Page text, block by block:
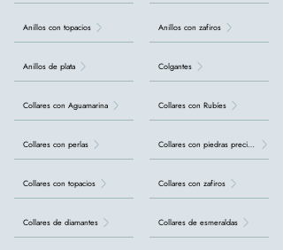
Anillos con topacios
Anillos de plata
Collares con Aguamarina
Collares con perlas
Collares con topacios
Collares de diamantes
Anillos con zafiros
Colgantes
Collares con Rubíes
Collares con piedras preciosas
Collares con zafiros
Collares de esmeraldas